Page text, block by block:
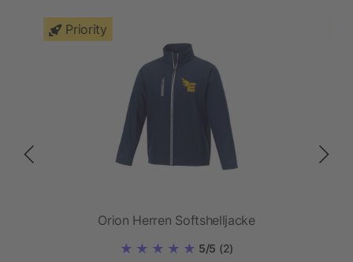
Priority
Orion Herren Softshelljacke
5/5 (2)